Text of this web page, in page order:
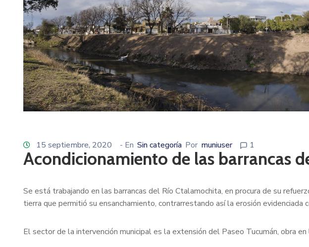
15 septiembre, 2020 - En Sin categoría Por muniuser 1
Acondicionamiento de las barrancas
Se está trabajando en las barrancas del Río Ctalamochita, en procura de su
tierra que permitió su ensanchamiento, contrarrestando así la erosión evidenciada
El sector de la intervención municipal es la extensión del Paseo Tucumán, obra